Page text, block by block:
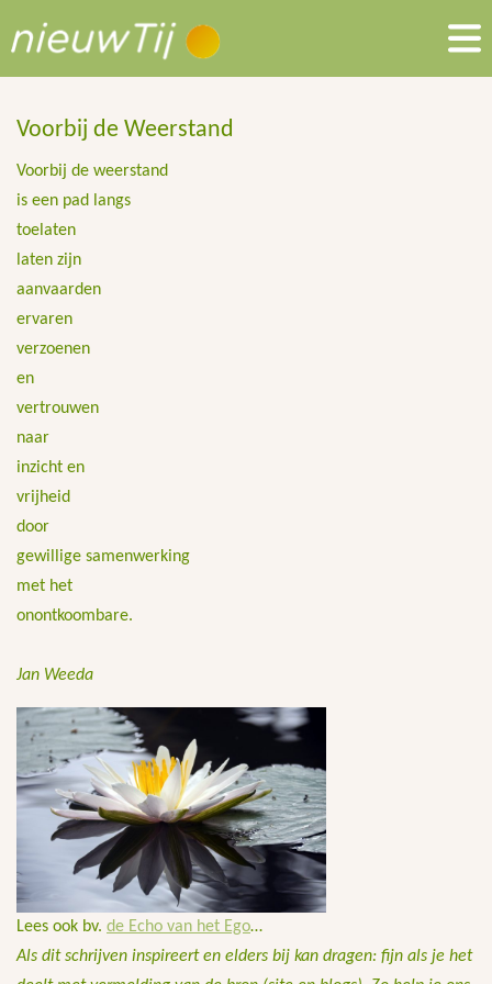
Voorbij de Weerstand
Voorbij de weerstand
is een pad langs
toelaten
laten zijn
aanvaarden
ervaren
verzoenen
en
vertrouwen
naar
inzicht en
vrijheid
door
gewillige samenwerking
met het
onontkoombare.
Jan Weeda
Lees ook bv. de Echo van het Ego…
Als dit schrijven inspireert en elders bij kan dragen: fijn als je het